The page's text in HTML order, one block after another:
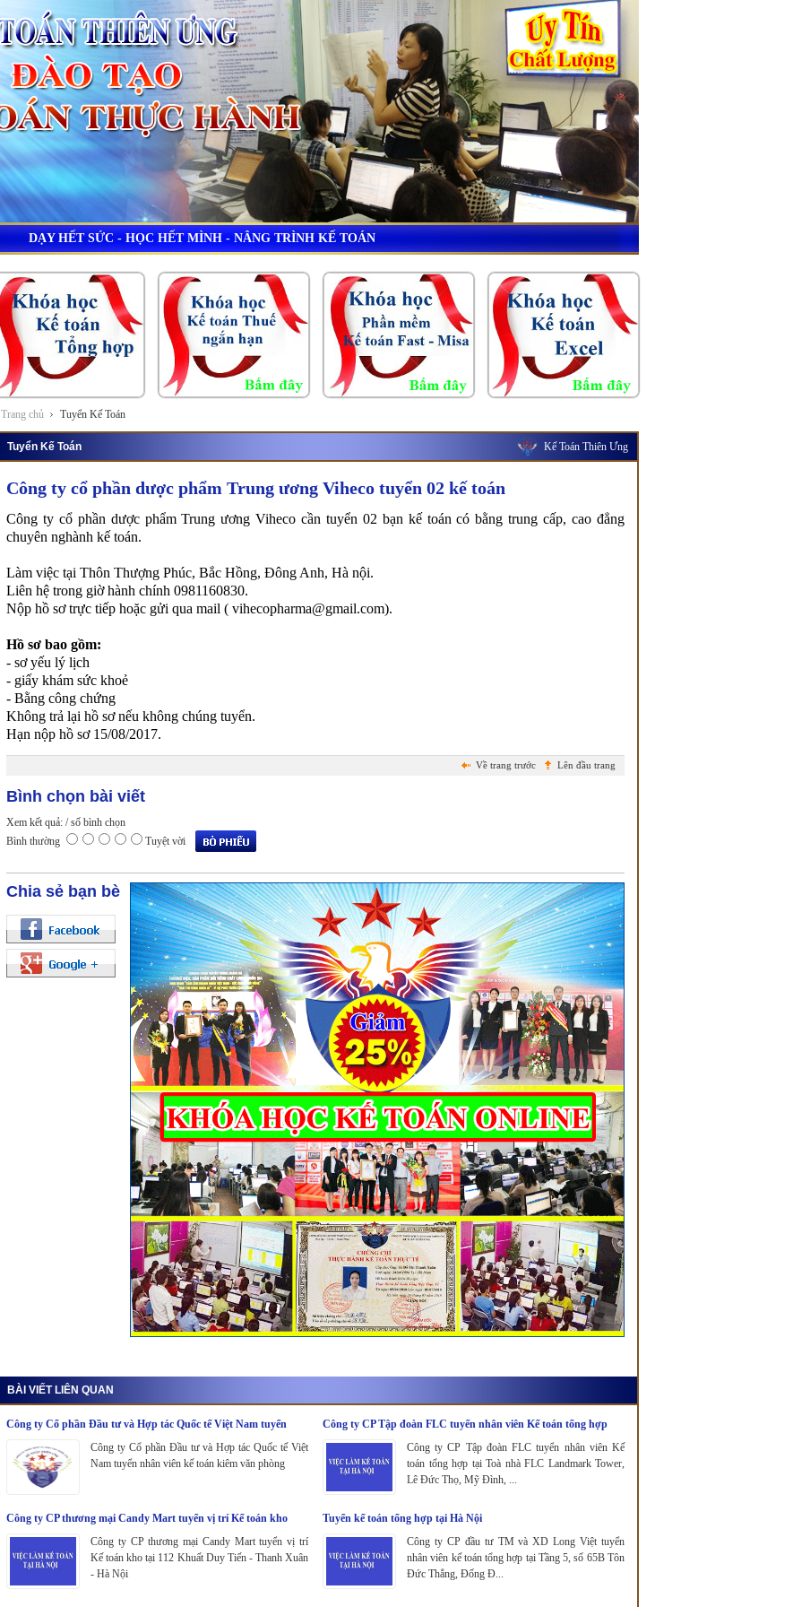
DẠY HẾT SỨC - HỌC HẾT MÌNH - NÂNG TRÌNH KẾ TOÁN
Trang chủ Tuyển Kế Toán
Tuyển Kế Toán Kế Toán Thiên Ưng
Công ty cổ phần dược phẩm Trung ương Viheco tuyển 02 kế toán
Công ty cổ phần dược phẩm Trung ương Viheco cần tuyển 02 bạn kế toán có bằng trung cấp, cao đẳng
chuyên nghành kế toán.
Làm việc tại Thôn Thượng Phúc, Bắc Hồng, Đông Anh, Hà nội.
Liên hệ trong giờ hành chính 0981160830.
Nộp hồ sơ trực tiếp hoặc gửi qua mail ( vihecopharma@gmail.com).
Hồ sơ bao gồm:
- sơ yếu lý lịch
- giấy khám sức khoẻ
- Bằng công chứng
Không trả lại hồ sơ nếu không chúng tuyển.
Hạn nộp hồ sơ 15/08/2017.
Lên đầu trang
Về trang trước
Bình chọn bài viết
Xem kết quả: / số bình chọn
Bình thường
Tuyệt vời
Chia sẻ bạn bè
BÀI VIẾT LIÊN QUAN
Công ty Cổ phần Đầu tư và Hợp tác Quốc tế Việt Nam tuyển
Công ty Cổ phần Đầu tư và Hợp tác Quốc tế Việt
Nam tuyển nhân viên kế toán kiêm văn phòng
Công ty CP Tập đoàn FLC tuyển nhân viên Kế toán tổng hợp
Công ty CP Tập đoàn FLC tuyển nhân viên Kế
toán tổng hợp tại Toà nhà FLC Landmark Tower,
Lê Đức Thọ, Mỹ Đình, ...
Công ty CP thương mại Candy Mart tuyển vị trí Kế toán kho
Công ty CP thương mại Candy Mart tuyển vị trí
Kế toán kho tại 112 Khuất Duy Tiến - Thanh Xuân
- Hà Nội
Tuyển kế toán tổng hợp tại Hà Nội
Công ty CP đầu tư TM và XD Long Việt tuyển
nhân viên kế toán tổng hợp tại Tầng 5, số 65B Tôn
Đức Thắng, Đống Đ...